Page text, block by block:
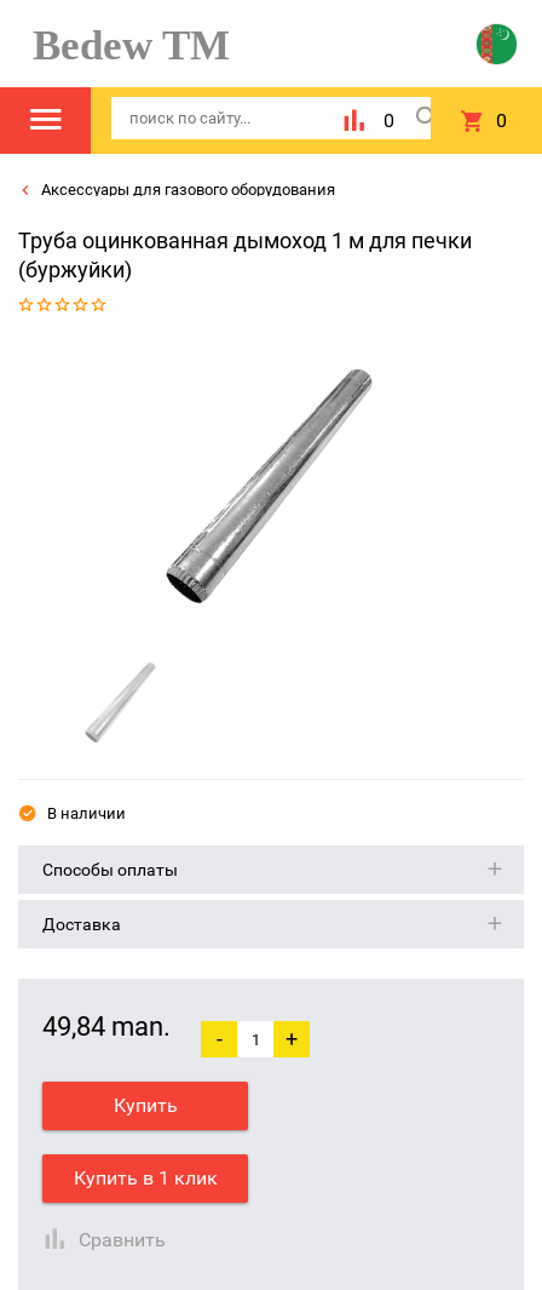
Bedew TM
0 0
Аксессуары для газового оборудования
Труба оцинкованная дымоход 1 м для печки
(буржуйки)
В наличии
Способы оплаты
Доставка
49,84 man. - +
Купить
Купить в 1 клик
Сравнить